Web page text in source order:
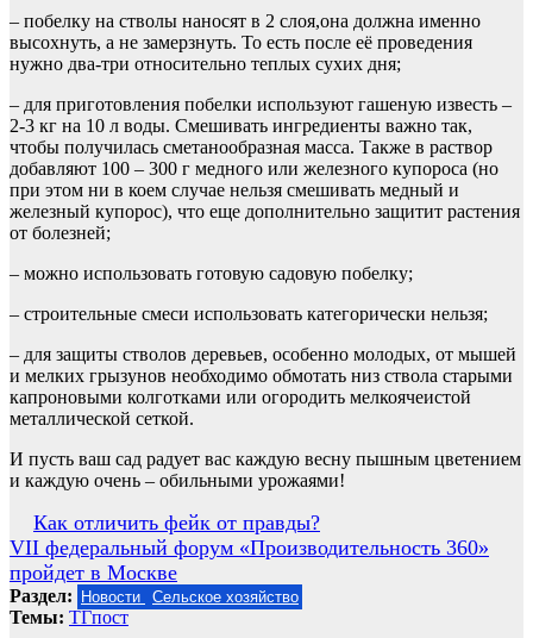
– побелку на стволы наносят в 2 слоя,она должна именно
высохнуть, а не замерзнуть. То есть после её проведения
нужно два-три относительно теплых сухих дня;
– для приготовления побелки используют гашеную известь –
2-3 кг на 10 л воды. Смешивать ингредиенты важно так,
чтобы получилась сметанообразная масса. Также в раствор
добавляют 100 – 300 г медного или железного купороса (но
при этом ни в коем случае нельзя смешивать медный и
железный купорос), что еще дополнительно защитит растения
от болезней;
– можно использовать готовую садовую побелку;
– строительные смеси использовать категорически нельзя;
– для защиты стволов деревьев, особенно молодых, от мышей
и мелких грызунов необходимо обмотать низ ствола старыми
капроновыми колготками или огородить мелкоячеистой
металлической сеткой.
И пусть ваш сад радует вас каждую весну пышным цветением
и каждую очень – обильными урожаями!
Навигация
по
записям
Как отличить фейк от правды?
VII федеральный форум «Производительность 360»
пройдет в Москве
Раздел: Новости Сельское хозяйство
Темы: ТГпост